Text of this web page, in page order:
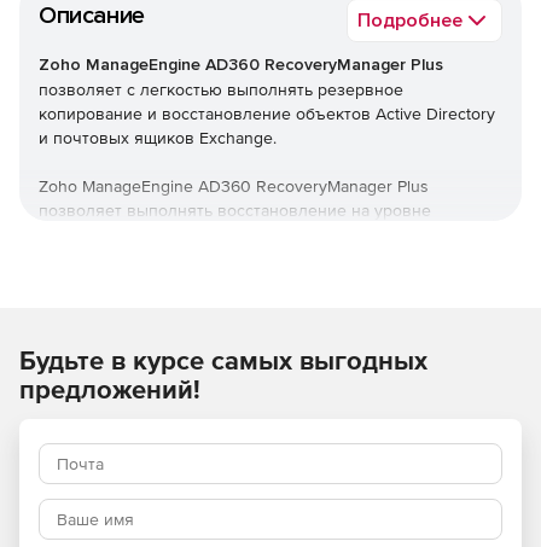
Описание Подробнее
Zoho ManageEngine AD360 RecoveryManager Plus
позволяет с легкостью выполнять резервное
копирование и восстановление объектов Active Directory
и почтовых ящиков Exchange.
Zoho ManageEngine AD360 RecoveryManager Plus
позволяет выполнять восстановление на уровне
ящиков, включая письма, события календаря и контакты.
Будьте в курсе самых выгодных
предложений!